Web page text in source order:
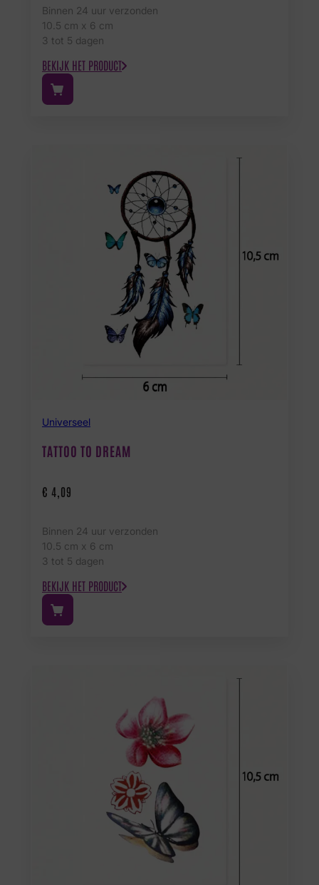
Binnen 24 uur verzonden
10.5 cm x 6 cm
3 tot 5 dagen
BEKIJK HET PRODUCT
Universeel
TATTOO TO DREAM
€ 4,09
Binnen 24 uur verzonden
10.5 cm x 6 cm
3 tot 5 dagen
BEKIJK HET PRODUCT